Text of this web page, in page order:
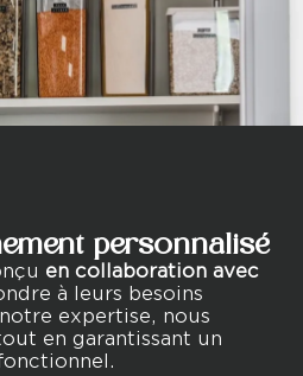
personnalisé
en collaboration avec
à leurs besoins
expertise, nous
en garantissant un